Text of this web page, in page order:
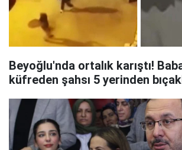
Beyoğlu'nda ortalık karıştı!
küfreden şahsı 5 yerinden